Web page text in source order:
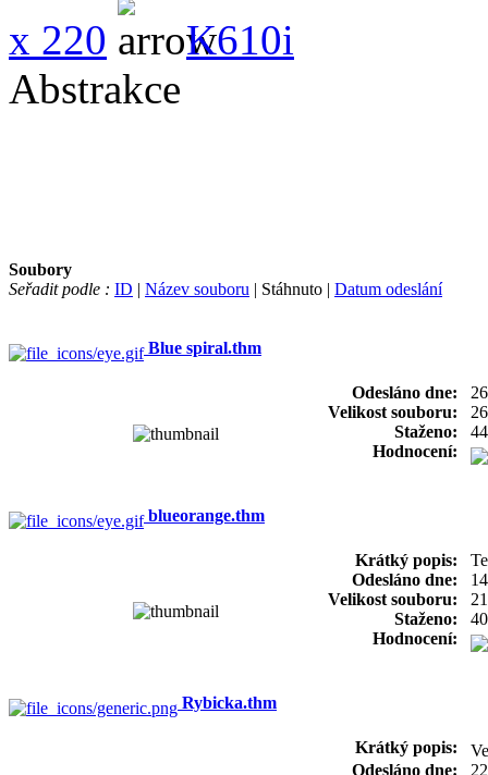
x 220
K610i
Abstrakce
Soubory
Seřadit podle : ID | Název souboru | Stáhnuto | Datum odeslání
Blue spiral.thm
Odesláno dne:
Velikost souboru:
Staženo:
Hodnocení:
blueorange.thm
Krátký popis:
Odesláno dne:
Velikost souboru:
Staženo:
Hodnocení:
Rybicka.thm
Krátký popis:
Odesláno dne: